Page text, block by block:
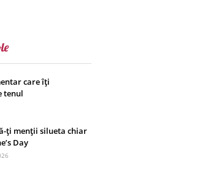
care îți
tenul
ți menții silueta chiar
Day